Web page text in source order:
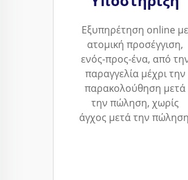
Εξυπηρέτηση online με
ατομική προσέγγιση,
ενός-προς-ένα, από
παραγγελία μέχρι την
παρακολούθηση μετά
την πώληση, χωρίς
άγχος μετά την